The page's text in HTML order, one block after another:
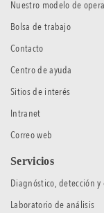
Nuestro modelo de
Bolsa de trabajo
Contacto
Centro de ayuda
Sitios de interés
Intranet
Correo web
Servicios
Diagnóstico, detección y
Laboratorio de análisis